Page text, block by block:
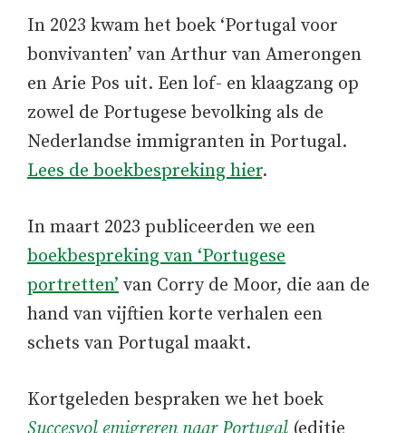
In 2023 kwam het boek ‘Portugal voor
bonvivanten’ van Arthur van Amerongen
en Arie Pos uit. Een lof- en klaagzang op
zowel de Portugese bevolking als de
Nederlandse immigranten in Portugal.
Lees de boekbespreking hier.
In maart 2023 publiceerden we een
boekbespreking van ‘Portugese
portretten’ van Corry de Moor, die aan de
hand van vijftien korte verhalen een
schets van Portugal maakt.
Kortgeleden bespraken we het boek